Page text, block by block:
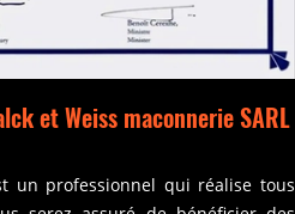
et Weiss maconnerie SARL
un professionnel qui réalise tous